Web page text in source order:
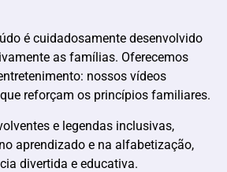
é cuidadosamente desenvolvido
as famílias. Oferecemos
nossos vídeos
reforçam os princípios familiares.
e legendas inclusivas,
aprendizado e na alfabetização,
divertida e educativa.